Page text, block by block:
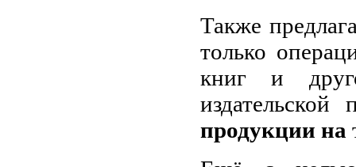
Также
только
книг и
продукции на